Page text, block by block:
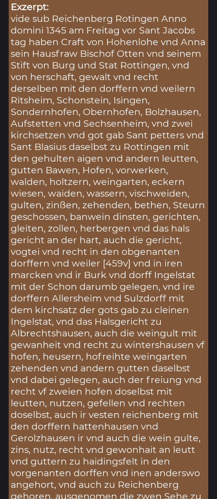
Exzerpt:
vide sub Reichenberg Rotingen Anno
domini 1345 am Freitag vor Sant Jacobs
tag haben Craft von Hohenlohe vnd Anna
sein Hausfraw Bischof Otten vnd seinem
Stift von Burg und Stat Rottingen, vnd
von herschaft, gewalt vnd recht
derselben mit den dorffern vnd weilern
Ritsheim, Schonstein, Isingen,
Sondernhofen, Obernhofen, Bolzhausen,
Aufstetten vnd Sechsenheim, vnd zwei
kirchsetzen vnd got gab Sant petters vnd
Sant Blasius daselbst zu Rottingen mit
den gehulten aigen vnd andern leutten,
gutten Bawen, Hofen, vorwerken,
walden, holtzern, weingarten, eckern
wiesen, waiden, wassern, vischweiden,
gulten, zinßen, zehenden, bethen, Steurn
geschossen, banwein dinsten, gerichten,
gleiten, zollen, herbergen vnd das hals
gericht an der hart, auch die gericht,
vogtei vnd recht in den obgenanten
dorffern vnd weiler [459v] vnd in iren
marcken vnd ir Burk vnd dorff Ingelstat
mit der Schon darumb gelegen, vnd ire
dorffern Allersheim vnd Sulzdorff mit
dem kirchsatz der gots gab zu cleinen
Ingelstat, vnd das Halsgericht zu
Albrechtshausen, auch die weingult mit
gewanheit vnd recht zu wintershausen vf
hofen, heusern, hofreihte weingarten
zehenden vnd andern gutten daselbst
vnd dabei gelegen, auch der freiung vnd
recht vf zweien hofen doselbst mit
leutten, nutzen, gefellen vnd rechten
doselbst, auch ir vesten reichenberg mit
den dorffern hattenhausen vnd
Gerolzhausen ir vnd auch die wein gulte,
zins, nutz, recht vnd gewonhait an leutt
vnd guttern zu haidingsfelt in den
vorgenanten dorffen vnd inen anderswo
angehort, vnd auch zu Reichenberg
gehoren, ausgenomen die zwen Sehe zu